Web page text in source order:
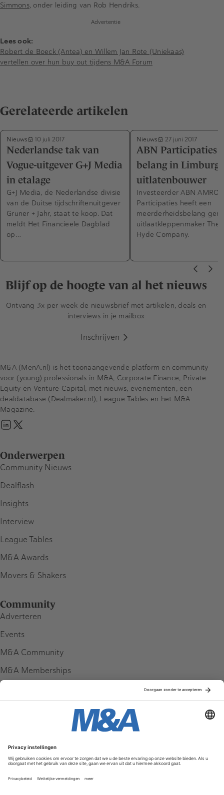
Simmons, onder leiding van Rob Hendriks.
Advertentie
Lees ook:
Robert de Boeck (Antea) en Willem Jan Rote (Uniekaas)
vertellen over hun buy out tijdens M&A Forum
Gerelateerde artikelen
Nieuws 10 juli 2017
Nederlandse tak van
Vogue-uitgever G+J Media
in etalage
G+J Media, de Nederlandse divisie
van de Duitse tijdschriftenuitgever
Gruner + Jahr, staat te koop. Dat
meldt Het Financieele Dagblad
op…
Nieuws 27 juni 2017
ABN Participaties
belang in
uitlatenbouwer
Investeerder ABN AMRO
Participaties heeft een
meerderheidsbelang
uitlaatkleppenmaker The
Hyde Company.
Blijf op de hoogte van al het nieuws
Ontvang 3x per week de nieuwsbrief met artikelen, deals en
interviews in je mailbox
Inschrijven
Onderwerpen
Community Nieuws
Dealflash
Insights
Interview
League Tables
M&A Awards
Movers & Shakers
Community
Adverteren
Events
M&A Community
M&A Memberships
Service & Contact
Contact
FAQ
M&A (MenA.nl) is het toonaangevende platform en community
voor (young) professionals in M&A, Corporate Finance, Private
Equity en Venture Capital, met nieuws, evenementen, een
dealdatabase (Dealmaker.nl), League Tables en het M&A
Magazine.